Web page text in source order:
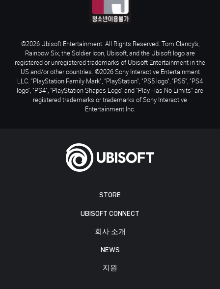
STORE
UBISOFT CONNECT
회사 소개
NEWS
지원
©2026 Ubisoft Entertainment. All Rights Reserved. Tom Clancy’s,
Rainbow Six, the Soldier Icon, Ubisoft, and the Ubisoft logo are
registered or unregistered trademarks of Ubisoft Entertainment in the
US and/or other countries. ©2026 Sony Interactive Entertainment
LLC. "PlayStation Family Mark", "PlayStation", "PS5 logo", "PS5", "PS4
logo", "PS4", "PlayStation Shapes Logo" and "Play Has No Limits" are
registered trademarks or trademarks of Sony Interactive
Entertainment Inc.